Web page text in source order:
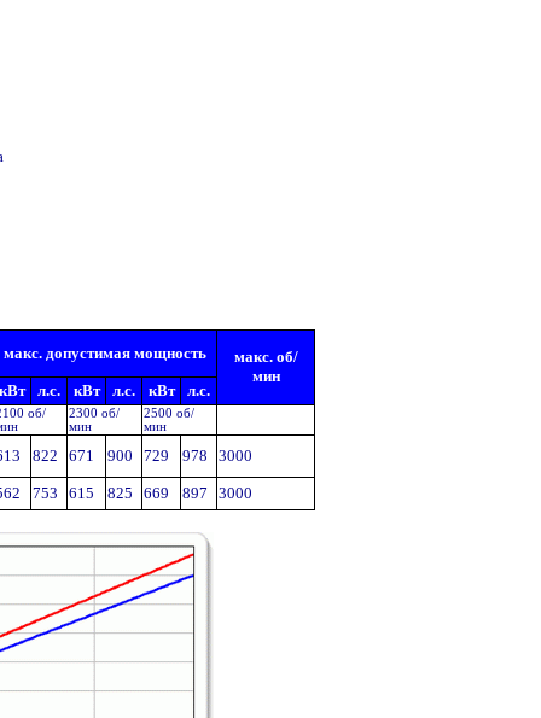
макс. допустимая мощность
макс. об/
мин
кВт
л.с. кВт л.с. кВт л.с.
об/
2300 об/
мин
2500 об/
мин
822 671 900 729 978 3000
753 615 825 669 897 3000